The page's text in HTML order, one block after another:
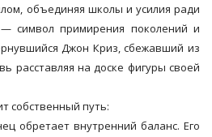
объединяя школы и усилия ради
символ примирения поколений и
Джон Криз, сбежавший из
расставляя на доске фигуры своей
собственный путь:
обретает внутренний баланс. Его